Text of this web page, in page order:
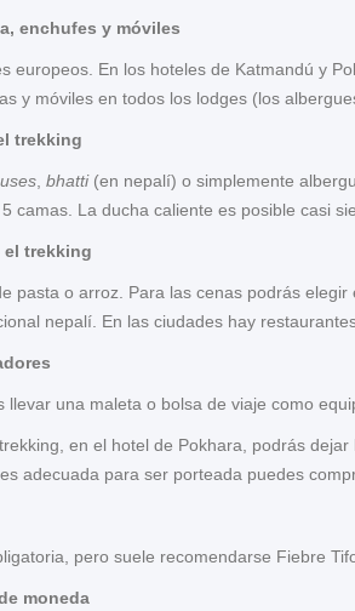
enchufes y móviles
europeos. En los hoteles de Katmandú y
y móviles en todos los lodges (los
trekking
bhatti (en nepalí) o simplemente
camas. La ducha caliente es posible casi
el trekking
pasta o arroz. Para las cenas podrás
nepalí. En las ciudades hay
llevar una maleta o bolsa de viaje como
en el hotel de Pokhara, podrás
adecuada para ser porteada puedes
pero suele recomendarse Fiebre
moneda